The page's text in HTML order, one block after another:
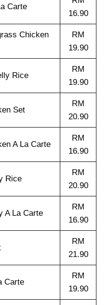
Carte
16.90
Chicken
RM
19.90
Rice
RM
19.90
Set
RM
20.90
A La Carte
RM
16.90
Rice
RM
20.90
A La Carte
RM
16.90
RM
21.90
Carte
RM
19.90